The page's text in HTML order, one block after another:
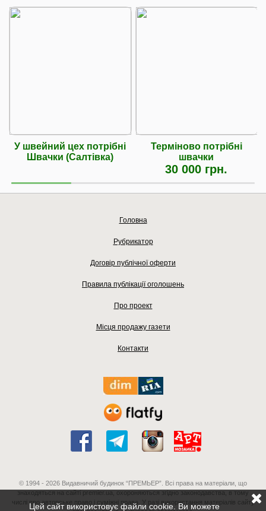
У швейний цех потрібні
Швачки (Салтівка)
Терміново потрібні
швачки
30 000 грн.
Головна
Рубрикатор
Договір публічної оферти
Правила публікації оголошень
Про проект
Місця продажу газети
Контакти
© 1994 - 2026 Видавничий будинок “ПРЕМЬЕР”. Всі права на матеріали, що
знаходяться на сайті premier.ua, охороняються згідно законодавства, в тому
числі про авторське право і суміжні права. У разі використання матеріалів сайту
Цей сайт використовує файли cookie. Ви можете